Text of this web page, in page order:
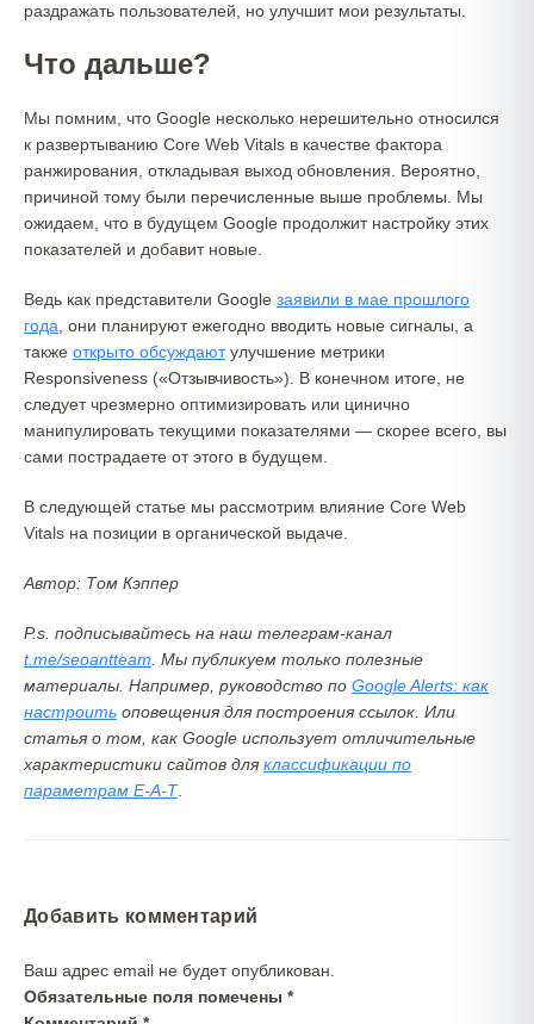
раздражать пользователей, но улучшит мои результаты.
Что дальше?
Мы помним, что Google несколько нерешительно относился
к развертыванию Core Web Vitals в качестве фактора
ранжирования, откладывая выход обновления. Вероятно,
причиной тому были перечисленные выше проблемы. Мы
ожидаем, что в будущем Google продолжит настройку этих
показателей и добавит новые.
Ведь как представители Google заявили в мае прошлого
года , они планируют ежегодно вводить новые сигналы, а
также открыто обсуждаютулучшение метрики
Responsiveness («Отзывчивость»). В конечном итоге, не
следует чрезмерно оптимизировать или цинично
манипулировать текущими показателями — скорее всего, вы
сами пострадаете от этого в будущем.
В следующей статье мы рассмотрим влияние Core Web
Vitals на позиции в органической выдаче.
Автор: Том Кэппер
P.s. подписывайтесь на наш телеграм-канал
t.me/seoantteam . Мы публикуем только полезные
материалы. Например, руководство по Google Alerts: как
настроить оповещения для построения ссылок. Или
статья о том, как Google использует отличительные
характеристики сайтов для классификации по
параметрам E-A-T.
Добавить комментарий
Ваш адрес email не будет опубликован.
Обязательные поля помечены *